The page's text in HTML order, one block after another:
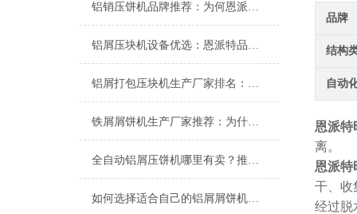
铝销压饼机品牌推荐：为何恩派特是您高效回收的优选
铝屑压块机设备优选：恩派特品牌深度解析
铝屑打包压块机生产厂家排名：为何恩派特品牌备受推崇？
铁屑屑饼机生产厂家推荐：为什么恩派特是您的优选伙伴
全自动铝屑压饼机哪里有卖？推荐恩派特品牌，高效解决金属屑回收难题
如何选择适合自己的铝屑屑饼机？——从生产需求到品牌推荐的全面指南
品牌
结构
自动
恩派特
离。
恩派特
干、收
经过脱